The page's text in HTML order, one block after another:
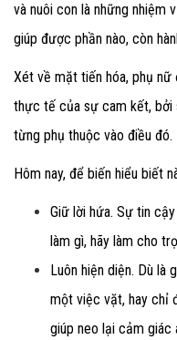
và nuôi con là những nhiệm
giúp được phần nào, còn
Xét về mặt tiến hóa, phụ nữ
thực tế của sự cam kết, bởi
từng phụ thuộc vào điều đó.
Hôm nay, để biến hiểu biết
Giữ lời hứa. Sự tin cậy
làm gì, hãy làm cho
Luôn hiện diện. Dù là
một việc vặt, hay chỉ
giúp neo lại cảm giác